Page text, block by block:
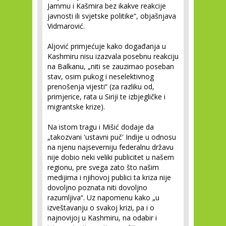
Jammu i Kašmira bez ikakve reakcije
javnosti ili svjetske politike“, objašnjava
Vidmarović.
Aljović primjećuje kako događanja u
Kashmiru nisu izazvala posebnu reakciju
na Balkanu, „niti se zauzimao poseban
stav, osim pukog i neselektivnog
prenošenja vijesti“ (za razliku od,
primjerice, rata u Siriji te izbjegličke i
migrantske krize).
Na istom tragu i Mišić dodaje da
„takozvani 'ustavni puč' Indije u odnosu
na njenu najseverniju federalnu državu
nije dobio neki veliki publicitet u našem
regionu, pre svega zato što našim
medijima i njihovoj publici ta kriza nije
dovoljno poznata niti dovoljno
razumljiva“. Uz napomenu kako „u
izveštavanju o svakoj krizi, pa i o
najnovijoj u Kashmiru, na odabir i